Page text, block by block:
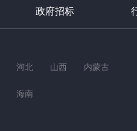
政府招标
河北 山西 内蒙古
海南